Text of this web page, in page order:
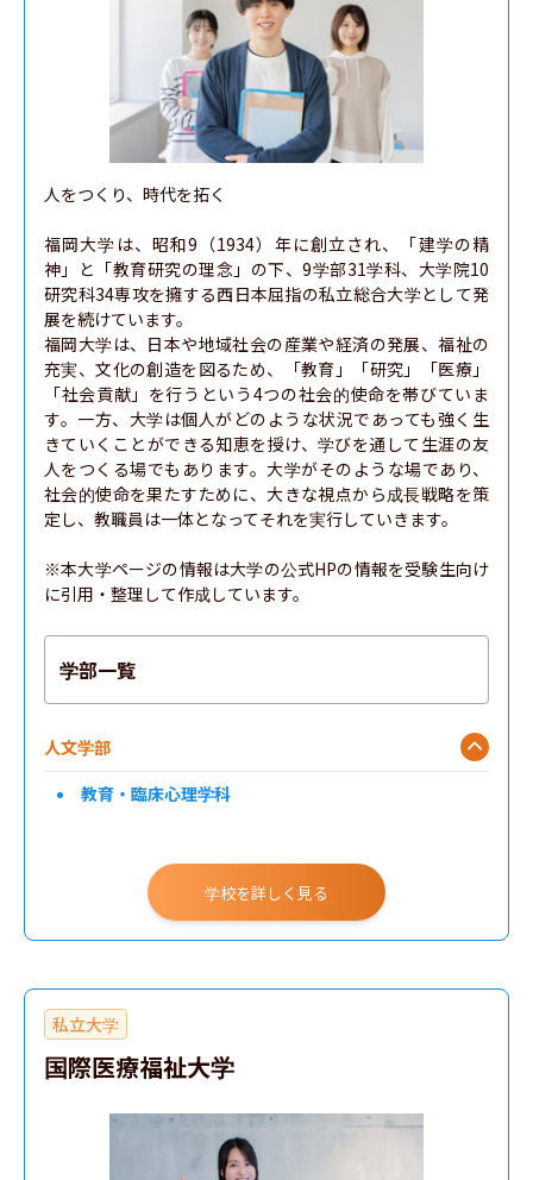
人をつくり、時代を拓く
福岡大学は、昭和9（1934）年に創立され、「建学の精
神」と「教育研究の理念」の下、9学部31学科、大学院10
研究科34専攻を擁する西日本屈指の私立総合大学として発
展を続けています。
福岡大学は、日本や地域社会の産業や経済の発展、福祉の
充実、文化の創造を図るため、「教育」「研究」「医療」
「社会貢献」を行うという4つの社会的使命を帯びていま
す。一方、大学は個人がどのような状況であっても強く生
きていくことができる知恵を授け、学びを通して生涯の友
人をつくる場でもあります。大学がそのような場であり、
社会的使命を果たすために、大きな視点から成長戦略を策
定し、教職員は一体となってそれを実行していきます。
※本大学ページの情報は大学の公式HPの情報を受験生向け
に引用・整理して作成しています。
学部一覧
人文学部
教育・臨床心理学科
学校を詳しく見る
私立大学
国際医療福祉大学